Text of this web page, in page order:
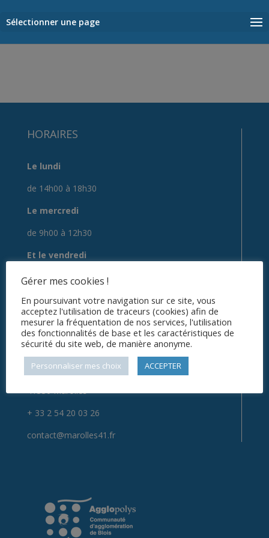
Sélectionner une page
HORAIRES
Le lundi
de 14h00 à 18h30
Le mercredi
de 9h00 à 12h30
Et le vendredi
de 14h00 à 17h30
ADRESSE & CONTACTS
Secrétariat de Mairie
24 rue des Écoles
41330 Marolles
+ 33 2 54 20 03 26
contact@marolles41.fr
Gérer mes cookies !
En poursuivant votre navigation sur ce site, vous
acceptez l'utilisation de traceurs (cookies) afin de
mesurer la fréquentation de nos services, l'utilisation
des fonctionnalités de base et les caractéristiques de
sécurité du site web, de manière anonyme.
Personnaliser mes choix ACCEPTER